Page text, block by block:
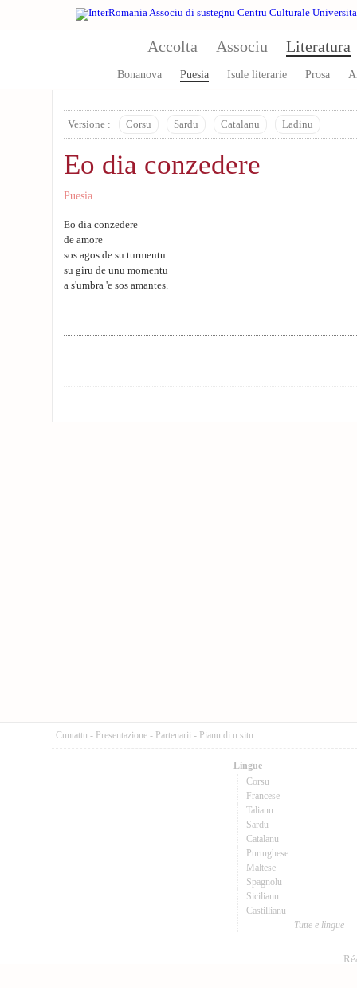
Accolta Associu Literatura
Bonanova Puesia Isule literarie Prosa
Versione : Corsu Sardu Catalanu Ladinu
Eo dia conzedere
Puesia
Eo dia conzedere
de amore
sos agos de su turmentu:
su giru de unu momentu
a s'umbra 'e sos amantes.
Cuntattu - Presentazione - Partenarii - Pianu di u situ
Lingue
Corsu
Francese
Talianu
Sardu
Catalanu
Purtughese
Maltese
Spagnolu
Sicilianu
Castillianu
Tutte e lingue